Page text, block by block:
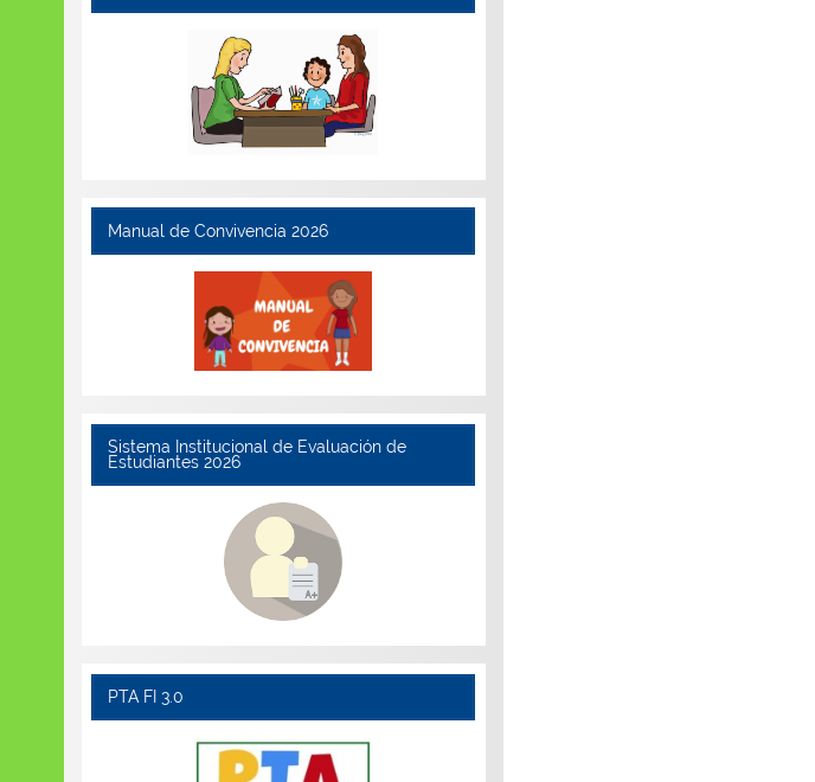
Manual de Convivencia 2026
Sistema Institucional de Evaluación de
Estudiantes 2026
PTA FI 3.0